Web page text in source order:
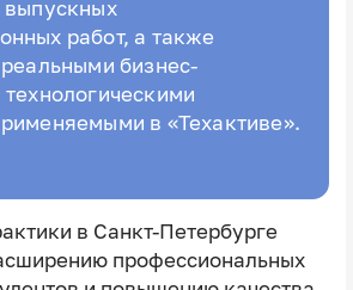
выпускных
работ, а также
бизнес-
в «Техактиве».
в Санкт-Петербурге
профессиональных